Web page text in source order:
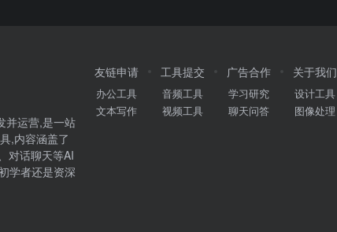
并运营,是一站
,内容涵盖了
对话聊天等AI
学者还是资深
友链申请
办公工具
文本写作
工具提交
音频工具
视频工具
广告合作
学习研究
聊天问答
关于我们
设计工具
图像处理